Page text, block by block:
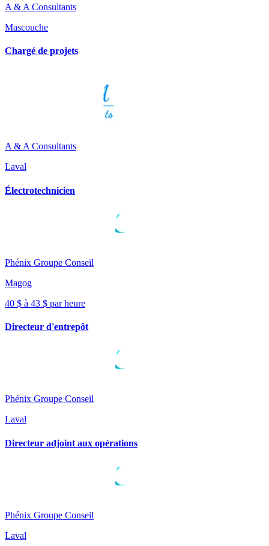
A & A Consultants
Mascouche
Chargé de projets
A & A Consultants
Laval
Électrotechnicien
Phénix Groupe Conseil
Magog
40 $ à 43 $ par heure
Directeur d'entrepôt
Phénix Groupe Conseil
Laval
Directeur adjoint aux opérations
Phénix Groupe Conseil
Laval